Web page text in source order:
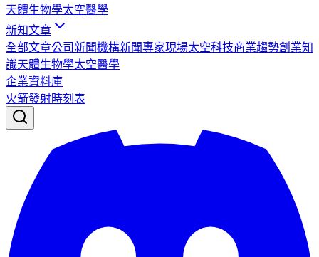
天體生物學太空醫學
新知文章
全部文章公司新聞機構新聞專家現場太空科技商業趨勢創業知
識天體生物學太空醫學
企業資料庫
火箭發射時刻表